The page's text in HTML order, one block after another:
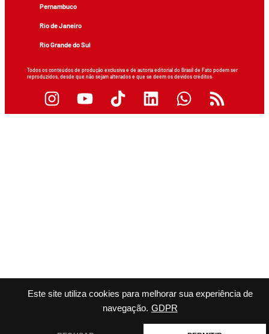
Este site utiliza cookies para melhorar sua experiência de
navegação. GDPR
Pernambuco
Rio de Janeiro
Rio Grande do Sul
Todos os conteúdos de produção exclusiva e de autoria editorial do Brasil de Fato podem ser
reproduzidos, desde que não sejam alterados e que se deem os devidos créditos.